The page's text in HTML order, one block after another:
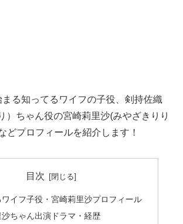
る知ってるワイフの子役、剣持佐織
）ちゃん役の宮崎莉里沙(みやざきりり
どプロフィールを紹介します！
目次
イフ子役・宮崎莉里沙プロフィール
ちゃん出演ドラマ・経歴